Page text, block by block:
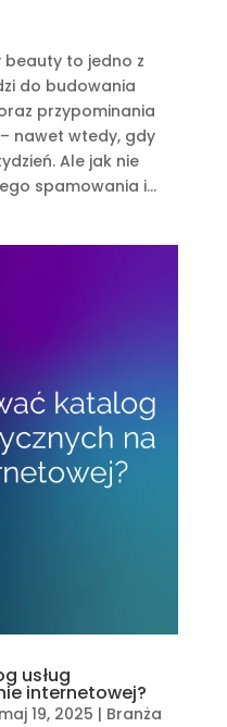
beauty to jedno z
do budowania
przypominania
nawet wtedy, gdy
Ale jak nie
spamowania i...
usług
internetowej?
maj 19, 2025 | Branża